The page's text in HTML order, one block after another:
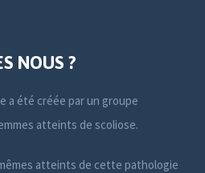
NOUS ?
a été créée par un groupe
atteints de scoliose.
atteints de cette pathologie